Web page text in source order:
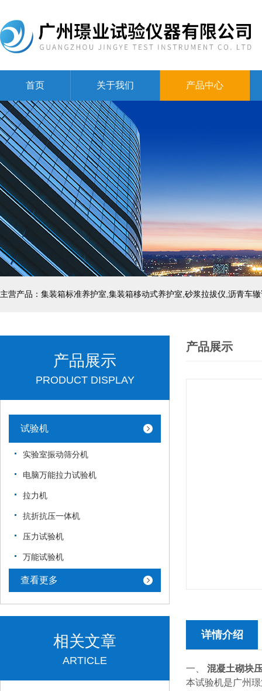
首页 关于我们 产品中心
主营产品：集装箱标准养护室,集装箱移动式养护室,砂浆拉拔仪,沥青车
产品展示
PRODUCT DISPLAY
试验机
实验室振动筛分机
电脑万能拉力试验机
拉力机
抗折抗压一体机
压力试验机
万能试验机
查看更多
相关文章
ARTICLE
产品展示
详情介绍
一、
混凝土砌块
本试验机是广州